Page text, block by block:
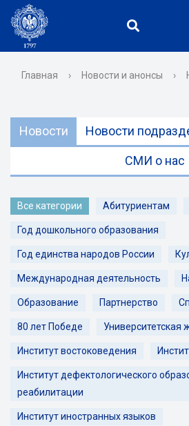
Главная › Новости и анонсы ›
Новости Новости
СМИ о нас
Все категории Абитуриентам
Год дошкольного образования
Год единства народов России
Международная деятельность
Образование Партнерство
80 лет Победе Университетская
Институт востоковедения
Институт дефектологического
реабилитации
Институт иностранных языков